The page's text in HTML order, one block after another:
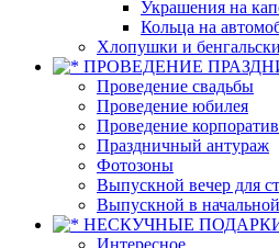
Украшения на
Кольца на
Хлопушки и
ПРОВЕДЕНИЕ
Проведение свадьбы
Проведение юбилея
Проведение
Праздничный антураж
Фотозоны
Выпускной вечер для
Выпускной в
НЕСКУЧНЫЕ
Интересное